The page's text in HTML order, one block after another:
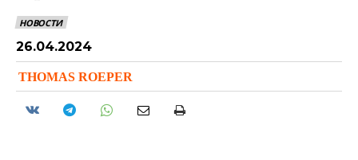
НОВОСТИ
26.04.2024
THOMAS ROEPER